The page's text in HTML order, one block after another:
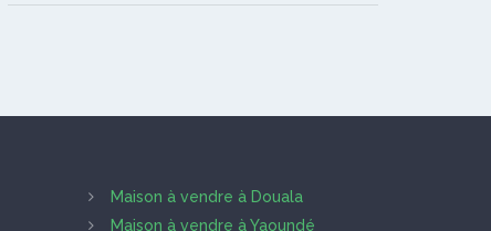
Maison à vendre à Douala
Maison à vendre à Yaoundé